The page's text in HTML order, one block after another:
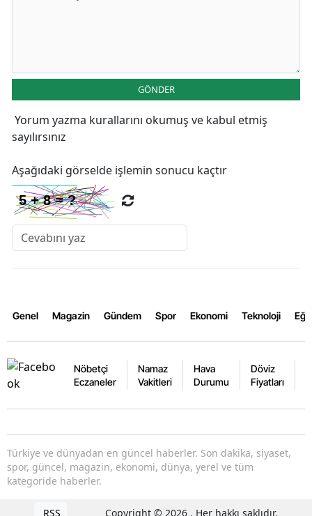
GÖNDER
Yorum yazma kurallarını okumuş ve kabul etmiş
sayılırsınız
Aşağıdaki görselde işlemin sonucu kaçtır
Genel Magazin Gündem Spor Ekonomi Teknoloji
Nöbetçi
Eczaneler
Namaz
Vakitleri
Hava
Durumu
Döviz
Fiyatları
Türkiye ve dünyadan en güncel haberler. Son dakika, siyaset,
spor, güncel, magazin, ekonomi, dünya, yerel ve tüm
kategoride haberler.
RSS Copyright © 2026 . Her hakkı saklıdır.